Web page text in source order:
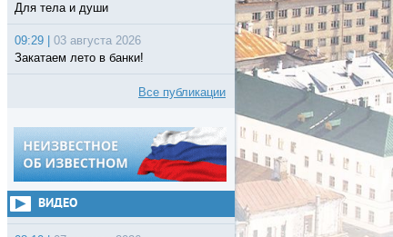
Для тела и души
09:29 |
03 августа 2026
Закатаем лето в банки!
Все публикации
ВИДЕО